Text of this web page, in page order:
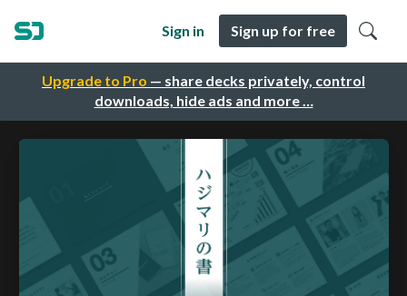
Upgrade to Pro — share decks privately, control
downloads, hide ads and more …
Sign in Sign up for free